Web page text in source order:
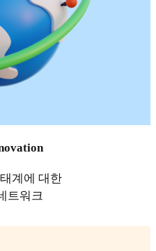
계에 대한
트워크